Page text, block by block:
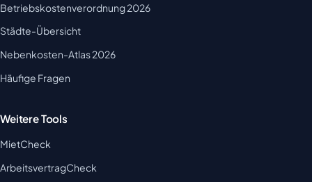
Betriebskostenverordnung 2026
Städte-Übersicht
Nebenkosten-Atlas 2026
Häufige Fragen
Weitere Tools
MietCheck
ArbeitsvertragCheck